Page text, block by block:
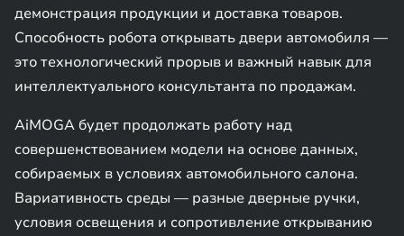
демонстрация продукции и доставка товаров.
Способность робота открывать двери автомобиля —
это технологический прорыв и важный навык для
интеллектуального консультанта по продажам.
AiMOGA будет продолжать работу над
совершенствованием модели на основе данных,
собираемых в условиях автомобильного салона.
Вариативность среды — разные дверные ручки,
условия освещения и сопротивление открыванию